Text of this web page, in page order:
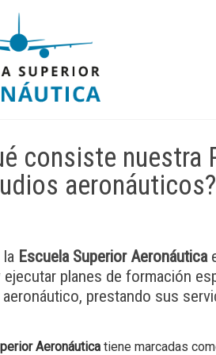
consiste
aeronáuticos?
la Escuela Superior Aeronáutica
ejecutar planes de formación
prestando sus
Aeronáuticatiene marcadas